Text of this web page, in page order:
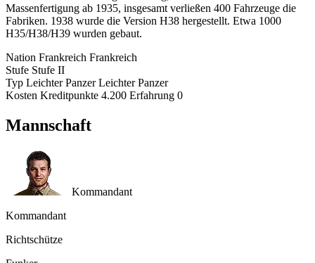
Massenfertigung ab 1935, insgesamt verließen 400 Fahrzeuge die
Fabriken. 1938 wurde die Version H38 hergestellt. Etwa 1000
H35/H38/H39 wurden gebaut.
Nation Frankreich Frankreich
Stufe Stufe II
Typ Leichter Panzer Leichter Panzer
Kosten Kreditpunkte 4.200 Erfahrung 0
Mannschaft
Kommandant
Kommandant
Richtschütze